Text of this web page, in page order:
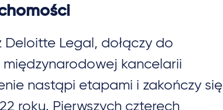
Deloitte Legal, dołączy do
międzynarodowej kancelarii
nastąpi etapami i zakończy się
roku. Pierwszych czterech